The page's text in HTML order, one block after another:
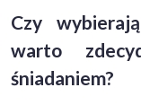
Czy
warto
śniadaniem?